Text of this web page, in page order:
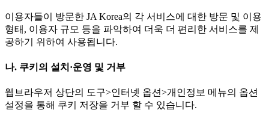
이용자들이 방문한 JA Korea의 각 서비스에 대한 방문 및 이용
형태, 이용자 규모 등을 파악하여 더욱 더 편리한 서비스를 제
공하기 위하여 사용됩니다.
나. 쿠키의 설치·운영 및 거부
웹브라우저 상단의 도구>인터넷 옵션>개인정보 메뉴의 옵션
설정을 통해 쿠키 저장을 거부 할 수 있습니다.